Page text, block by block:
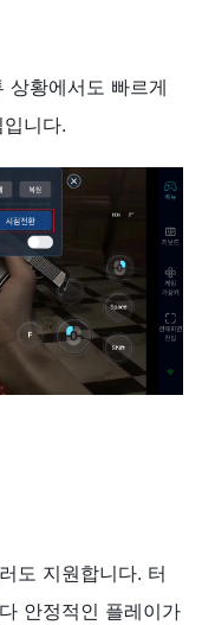
상황에서도 빠르게
니다.
도 지원합니다. 터
안정적인 플레이가